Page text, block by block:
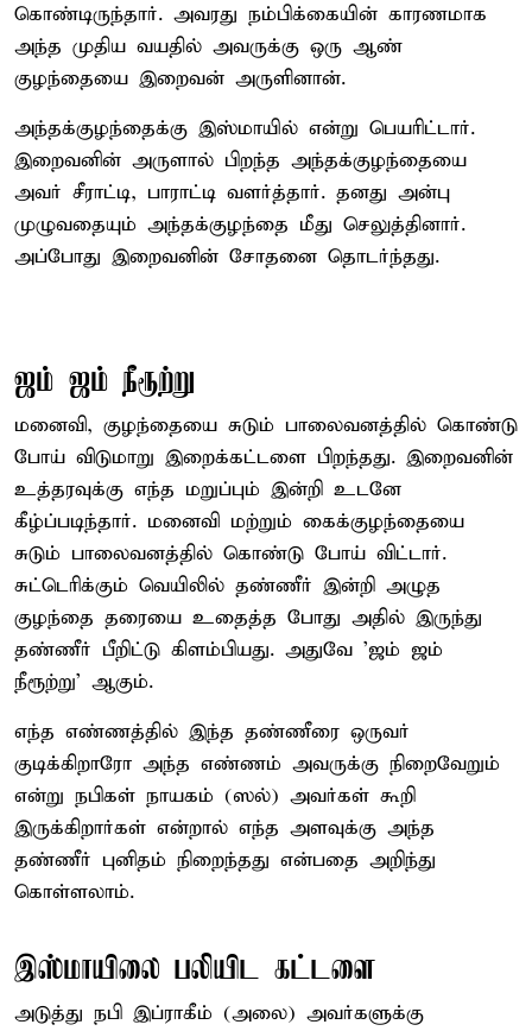
கொண்டிருந்தார். அவரது நம்பிக்கையின் காரணமாக
அந்த முதிய வயதில் அவருக்கு ஒரு ஆண்
குழந்தையை இறைவன் அருளினான்.
அந்தக்குழந்தைக்கு இஸ்மாயில் என்று பெயரிட்டார்.
இறைவனின் அருளால் பிறந்த அந்தக்குழந்தையை
அவர் சீராட்டி, பாராட்டி வளர்த்தார். தனது அன்பு
முழுவதையும் அந்தக்குழந்தை மீது செலுத்தினார்.
அப்போது இறைவனின் சோதனை தொடர்ந்தது.
ஜம் ஜம் நீரூற்று
மனைவி, குழந்தையை சுடும் பாலைவனத்தில் கொண்டு
போய் விடுமாறு இறைக்கட்டளை பிறந்தது. இறைவனின்
உத்தரவுக்கு எந்த மறுப்பும் இன்றி உடனே
கீழ்ப்படிந்தார். மனைவி மற்றும் கைக்குழந்தையை
சுடும் பாலைவனத்தில் கொண்டு போய் விட்டார்.
சுட்டெரிக்கும் வெயிலில் தண்ணீர் இன்றி அழுத
குழந்தை தரையை உதைத்த போது அதில் இருந்து
தண்ணீர் பீறிட்டு கிளம்பியது. அதுவே 'ஜம் ஜம்
நீரூற்று' ஆகும்.
எந்த எண்ணத்தில் இந்த தண்ணீரை ஒருவர்
குடிக்கிறாரோ அந்த எண்ணம் அவருக்கு நிறைவேறும்
என்று நபிகள் நாயகம் (ஸல்) அவர்கள் கூறி
இருக்கிறார்கள் என்றால் எந்த அளவுக்கு அந்த
தண்ணீர் புனிதம் நிறைந்தது என்பதை அறிந்து
கொள்ளலாம்.
இஸ்மாயிலை பலியிட கட்டளை
அடுத்து நபி இப்ராகீம் (அலை) அவர்களுக்கு